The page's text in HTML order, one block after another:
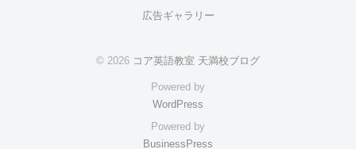
広告ギャラリー
© 2026 コア英語教室 天満校ブログ
Powered by
WordPress
Powered by
BusinessPress